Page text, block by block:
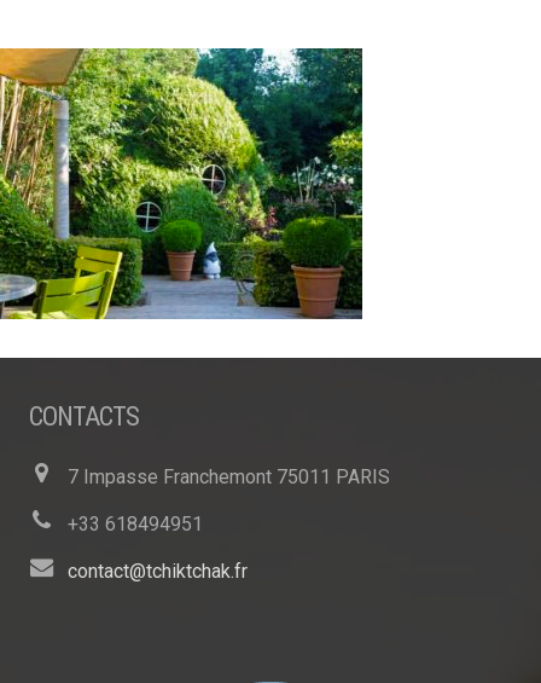
CONTACTS
7 Impasse Franchemont 75011 PARIS
+33 618494951
contact@tchiktchak.fr